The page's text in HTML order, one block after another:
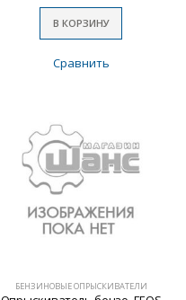
В КОРЗИНУ
Сравнить
БЕНЗИНОВЫЕ ОПРЫСКИВАТЕЛИ